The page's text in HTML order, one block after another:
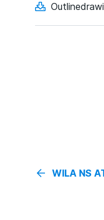
WILA NS